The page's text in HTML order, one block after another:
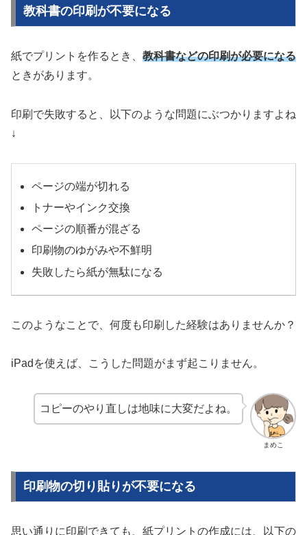
教科書の印刷が不要になる
紙でプリントを作るとき、 教科書などの印刷が必要になる
ときがあります。
印刷で失敗すると、以下のような問題にぶつかりますよね
↓
ページの端が切れる
トナーやインク交換
ページの順番が混ざる
印刷物のゆがみや不鮮明
失敗したら紙が無駄になる
このようなことで、何度も印刷した経験はありませんか？
iPadを使えば、こうした問題がまず起こりません。
まめこ
コピーのやり直しは地味に大変だよね。
印刷物の切り貼りが不要になる
思い通りに印刷できても、紙プリントの作成には、以下の